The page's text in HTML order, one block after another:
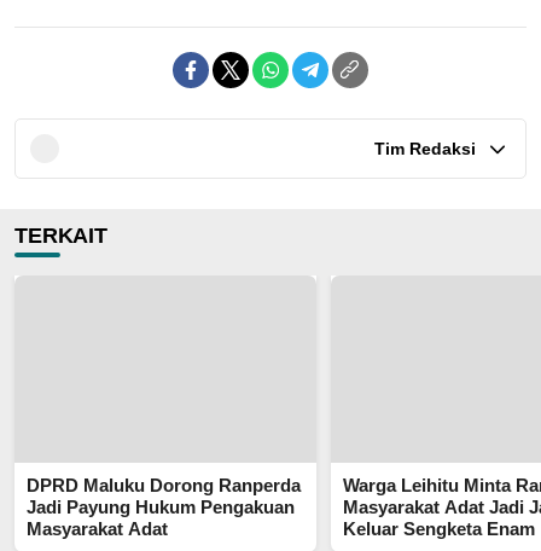
Tim Redaksi
TERKAIT
DPRD Maluku Dorong Ranperda
Jadi Payung Hukum Pengakuan
Masyarakat Adat
Warga Leihitu Minta
Masyarakat Adat Jadi
Keluar Sengketa Enam